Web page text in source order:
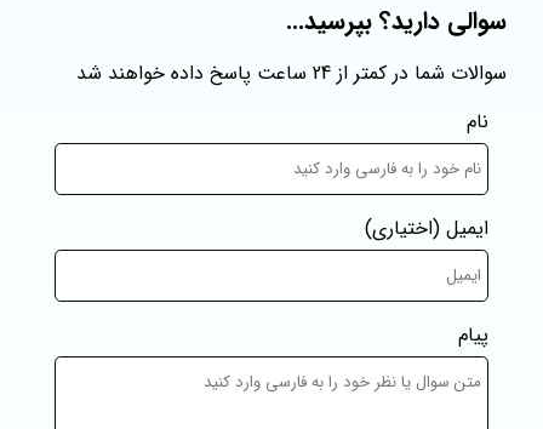
سوالی دارید؟ بپرسید...
سوالات شما در کمتر از 24 ساعت پاسخ داده خواهند شد
نام
ایمیل (اختیاری)
پیام